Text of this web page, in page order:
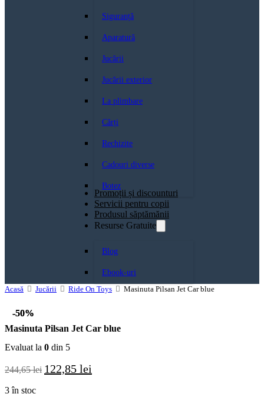
Siguranță
Aparatură
Jucării
Jucării exterior
La plimbare
Cărți
Rechizite
Cadouri diverse
Botez
Promoții și discounturi
Servicii pentru copii
Produsul săptămănii
Resurse Gratuite
Blog
Ebook-uri
Acasă
Jucării Ride On Toys Masinuta Pilsan Jet Car blue
-50%
-50%
Masinuta Pilsan Jet Car blue
Evaluat la 0 din 5
244,65lei Prețul
inițial
122,85 lei
curent
3 în stoc